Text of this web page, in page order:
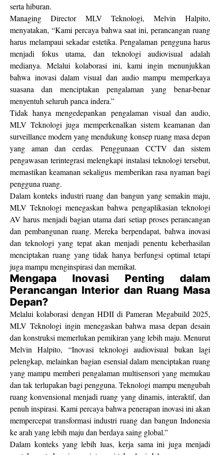
serta hiburan.
Managing Director MLV Teknologi, Melvin Halpito,
menyatakan, “Kami percaya bahwa saat ini, perancangan ruang
harus melampaui sekadar estetika. Pengalaman pengguna harus
menjadi fokus utama, dan teknologi audiovisual adalah
medianya. Melalui kolaborasi ini, kami ingin menunjukkan
bahwa inovasi dalam visual dan audio mampu memperkaya
suasana dan menciptakan pengalaman yang benar-benar
menyentuh seluruh panca indera.”
Tidak hanya mengedepankan pengalaman visual dan audio,
MLV Teknologi juga memperkenalkan sistem keamanan dan
surveillance modern yang mendukung konsep ruang masa depan
yang aman dan cerdas. Penggunaan CCTV dan sistem
pengawasan terintegrasi melengkapi instalasi teknologi tersebut,
memastikan keamanan sekaligus memberikan rasa nyaman bagi
pengguna ruang.
Dalam konteks industri ruang dan bangun yang semakin maju,
MLV Teknologi menegaskan bahwa pengaplikasian teknologi
AV harus menjadi bagian utama dari setiap proses perancangan
dan pembangunan ruang. Mereka berpendapat, bahwa inovasi
dan teknologi yang tepat akan menjadi penentu keberhasilan
menciptakan ruang yang tidak hanya berfungsi optimal tetapi
juga mampu menginspirasi dan memikat.
Mengapa Inovasi Penting dalam
Perancangan Interior dan Ruang Masa
Depan?
Melalui kolaborasi dengan HDII di Pameran Megabuild 2025,
MLV Teknologi ingin menegaskan bahwa masa depan desain
dan konstruksi memerlukan pemikiran yang lebih maju. Menurut
Melvin Halpito, “Inovasi teknologi audiovisual bukan lagi
pelengkap, melainkan bagian esensial dalam menciptakan ruang
yang mampu memberi pengalaman multisensori yang memukau
dan tak terlupakan bagi pengguna. Teknologi mampu mengubah
ruang konvensional menjadi ruang yang dinamis, interaktif, dan
penuh inspirasi. Kami percaya bahwa penerapan inovasi ini akan
mempercepat transformasi industri ruang dan bangun Indonesia
ke arah yang lebih maju dan berdaya saing global.”
Dalam konteks yang lebih luas, kerja sama ini juga menjadi